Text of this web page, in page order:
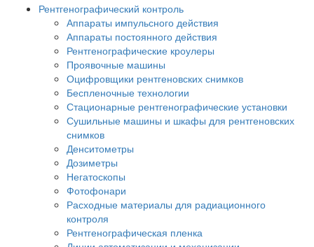
Рентгенографический контроль
Аппараты импульсного действия
Аппараты постоянного действия
Рентгенографические кроулеры
Проявочные машины
Оцифровщики рентгеновских снимков
Беспленочные технологии
Стационарные рентгенографические установки
Сушильные машины и шкафы для рентгеновских
снимков
Денситометры
Дозиметры
Негатоскопы
Фотофонари
Расходные материалы для радиационного
контроля
Рентгенографическая пленка